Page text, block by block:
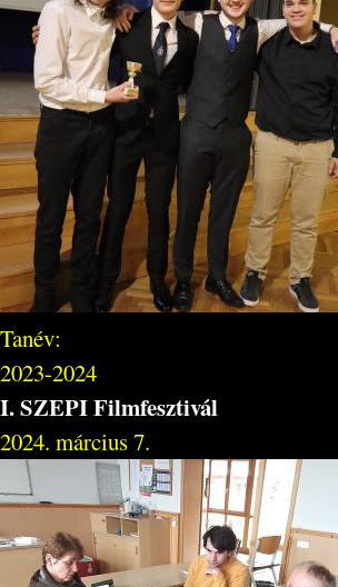
Tanév:
2023-2024
I. SZEPI Filmfesztivál
2024. március 7.